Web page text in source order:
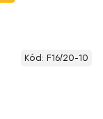
Kód: F16/20-10